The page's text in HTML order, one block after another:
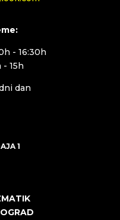
- 16:30h
- 15h
dan
1